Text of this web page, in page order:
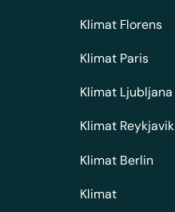
Klimat Florens
Klimat Paris
Klimat Ljubljana
Klimat Reykjavik
Klimat Berlin
Klimat